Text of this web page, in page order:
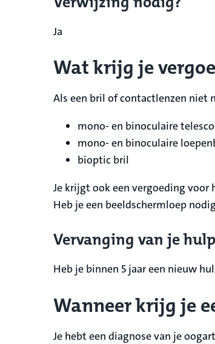
Ja
Wat krijg je
Als een bril of contactlenzen niet
mono- en binoculaire
mono- en binoculaire
bioptic bril
Je krijgt ook een vergoeding
Heb je een beeldschermloep
Vervanging van je
Heb je binnen 5 jaar een nieuw
Wanneer krijg je
Je hebt een diagnose van je